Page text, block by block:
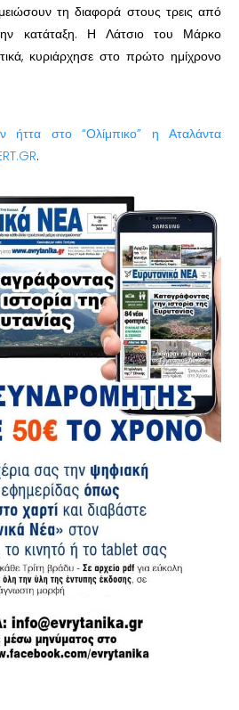
τη διαφορά στους τρεις από
κατάταξη. Η Λάτσιο του Μάρκο
κυριάρχησε στο πρώτο ημίχρονο
ήττα στο “Ολίμπικο” η Αταλάντα
.